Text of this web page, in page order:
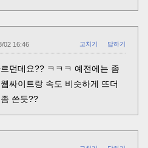
02 16:46 고치기 답하기
던데요?? ㅋㅋㅋ 예전에는 좀
싸이트랑 속도 비슷하게 뜨더
쓴듯??